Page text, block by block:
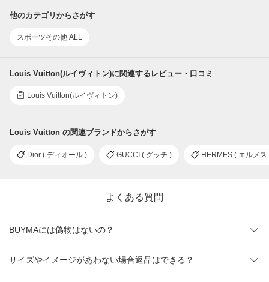
他のカテゴリからさがす
スポーツその他 ALL
Louis Vuitton(ルイヴィトン)に関連するレビュー・口コミ
Louis Vuitton(ルイヴィトン)
Louis Vuitton の関連ブランドからさがす
Dior ( ディオール ) GUCCI ( グッチ ) HERMES ( エルメス
よくある質問
BUYMAには偽物はないの？
サイズやイメージがあわない場合返品はできる？